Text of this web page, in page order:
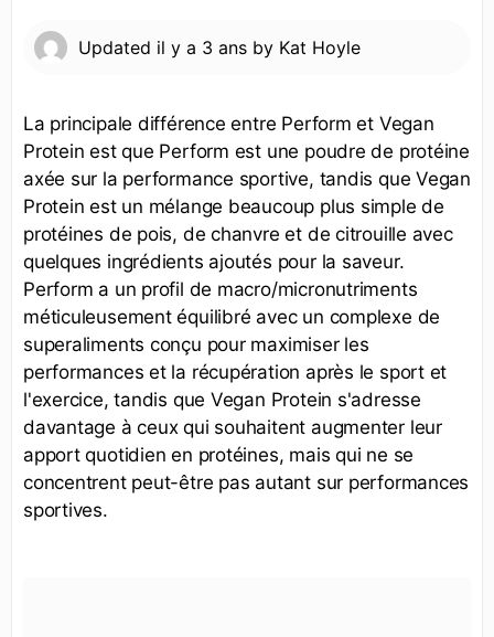
Updated il y a 3 ans by Kat Hoyle
La principale différence entre Perform et Vegan
Protein est que Perform est une poudre de protéine
axée sur la performance sportive, tandis que Vegan
Protein est un mélange beaucoup plus simple de
protéines de pois, de chanvre et de citrouille avec
quelques ingrédients ajoutés pour la saveur.
Perform a un profil de macro/micronutriments
méticuleusement équilibré avec un complexe de
superaliments conçu pour maximiser les
performances et la récupération après le sport et
l'exercice, tandis que Vegan Protein s'adresse
davantage à ceux qui souhaitent augmenter leur
apport quotidien en protéines, mais qui ne se
concentrent peut-être pas autant sur performances
sportives.